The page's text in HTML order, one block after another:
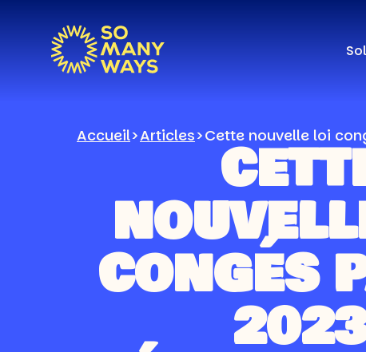
Accueil>Articles>Cette nouvelle loi
CONGÉS